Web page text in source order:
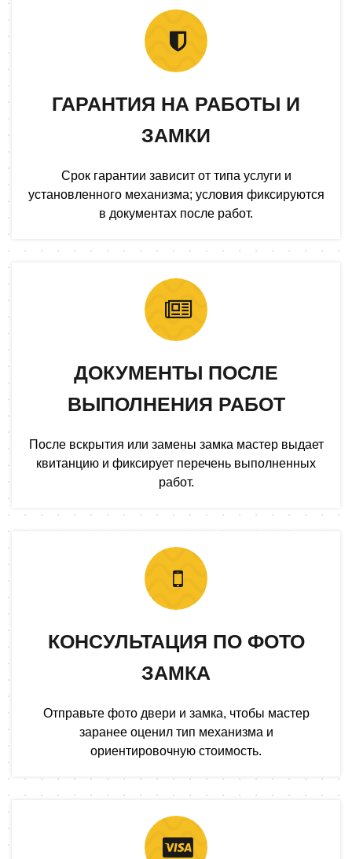
ГАРАНТИЯ НА РАБОТЫ И
ЗАМКИ
Срок гарантии зависит от типа услуги и
установленного механизма; условия фиксируются
в документах после работ.
ДОКУМЕНТЫ ПОСЛЕ
ВЫПОЛНЕНИЯ РАБОТ
После вскрытия или замены замка мастер выдает
квитанцию и фиксирует перечень выполненных
работ.
КОНСУЛЬТАЦИЯ ПО ФОТО
ЗАМКА
Отправьте фото двери и замка, чтобы мастер
заранее оценил тип механизма и
ориентировочную стоимость.